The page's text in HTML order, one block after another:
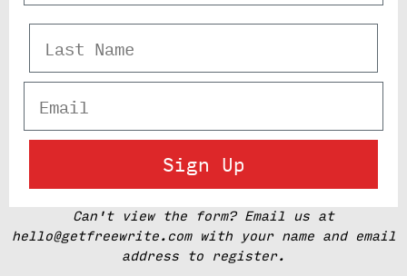
Sign Up
Can't view the form? Email us at
hello@getfreewrite.com with your name and email
address to register.